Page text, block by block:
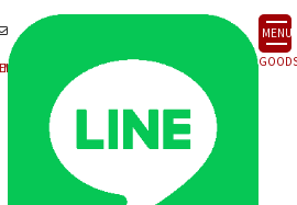
MENU